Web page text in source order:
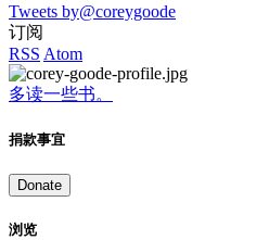
Tweets by@coreygoode
订阅
RSS Atom
多读一些书。
捐款事宜
Donate
浏览